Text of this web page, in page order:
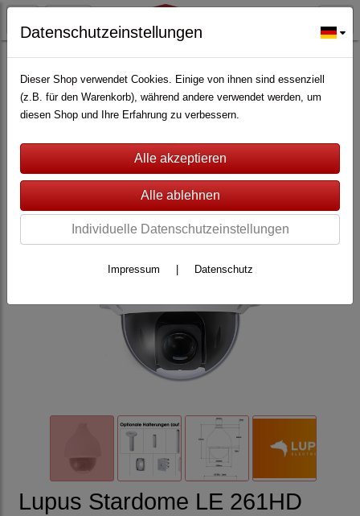
ALARMANLAGEN(362) Lupus Electronics(228)
Zubehör für Lupus XT(147)
Lupus Stardome LE 261HD
Datenschutzeinstellungen
Dieser Shop verwendet Cookies. Einige von ihnen sind essenziell
(z.B. für den Warenkorb), während andere verwendet werden, um
diesen Shop und Ihre Erfahrung zu verbessern.
Individuelle Datenschutzeinstellungen
Impressum Datenschutz